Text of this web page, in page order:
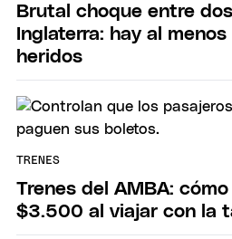
Brutal choque entre
Inglaterra: hay al
heridos
TRENES
Trenes del AMBA:
$3.500 al viajar con la